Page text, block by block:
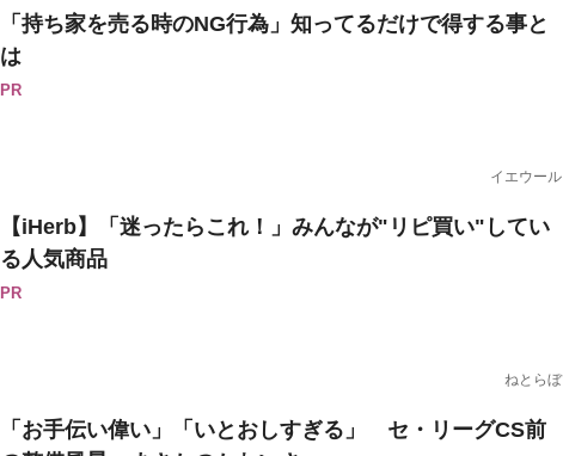
「持ち家を売る時のNG行為」知ってるだけで得する事と
は
PR
イエウール
【iHerb】「迷ったらこれ！」みんなが"リピ買い"してい
る人気商品
PR
ねとらぼ
「お手伝い偉い」「いとおしすぎる」 セ・リーグCS前